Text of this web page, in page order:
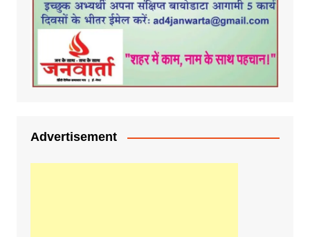
Advertisement